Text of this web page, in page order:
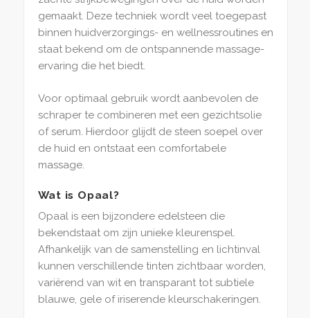
gemaakt. Deze techniek wordt veel toegepast
binnen huidverzorgings- en wellnessroutines en
staat bekend om de ontspannende massage-
ervaring die het biedt.
Voor optimaal gebruik wordt aanbevolen de
schraper te combineren met een gezichtsolie
of serum. Hierdoor glijdt de steen soepel over
de huid en ontstaat een comfortabele
massage.
Wat is Opaal?
Opaal is een bijzondere edelsteen die
bekendstaat om zijn unieke kleurenspel.
Afhankelijk van de samenstelling en lichtinval
kunnen verschillende tinten zichtbaar worden,
variërend van wit en transparant tot subtiele
blauwe, gele of iriserende kleurschakeringen.